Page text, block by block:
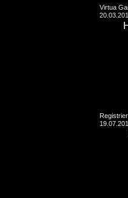
Virtua